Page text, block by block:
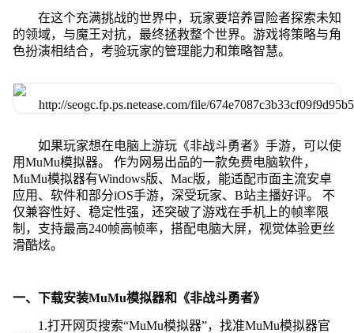
在这个充满挑战的世界中，玩家要培养冒险者探索未知
的领域，与魔王对抗，最终拯救整个世界。游戏将策略与角
色扮演相结合，考验玩家的管理能力和策略智慧。
如果玩家想在电脑上游玩《非战斗勇者》手游，可以使
用MuMu模拟器。 作为网易出品的一款免费电脑软件，
MuMu模拟器有Windows版、Mac版，能适配市面主流安卓
应用、软件和部分iOS手游，深受玩家、B站主播好评。 不
仅兼容性好、稳定性强，还突破了游戏在手机上的帧率限
制，支持最高240帧高帧率，搭配电脑大屏，视觉体验更丝
滑酷炫。
一、下载安装MuMu模拟器和《非战斗勇者》
1.打开网页搜索“MuMu模拟器”，找准MuMu模拟器官